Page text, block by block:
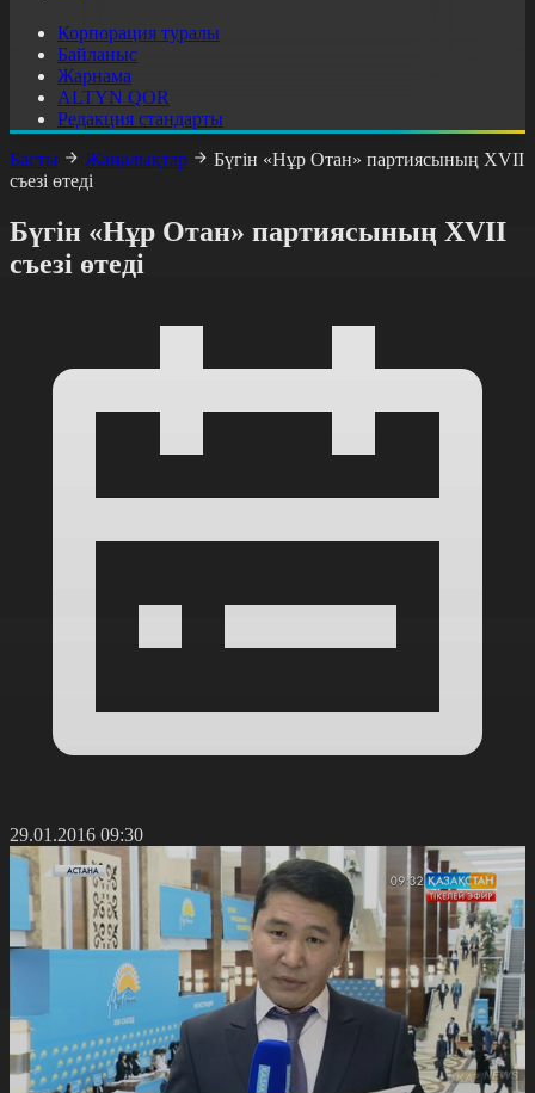
Корпорация туралы
Байланыс
Жарнама
ALTYN QOR
Редакция стандарты
Басты
Жаңалықтар
Бүгін «Нұр Отан» партиясының ХVII
съезі өтеді
Бүгін «Нұр Отан» партиясының ХVII
съезі өтеді
29.01.2016 09:30